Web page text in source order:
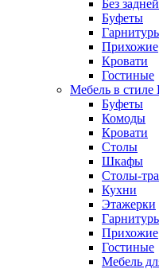
Без
Буфеты
Прихожие
Кровати
Гостиные
Мебель в стиле
Буфеты
Комоды
Кровати
Столы
Шкафы
Столы-
Кухни
Этажерки
Прихожие
Гостиные
Мебель